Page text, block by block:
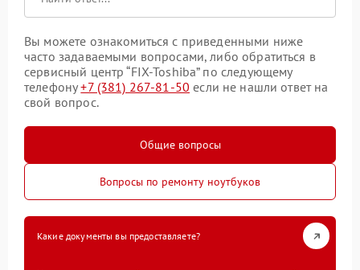
Вы можете ознакомиться с приведенными ниже
часто задаваемыми вопросами, либо обратиться в
сервисный центр “FIX-Toshiba” по следующему
телефону+7 (381) 267-81-50 если не нашли ответ на
свой вопрос.
Общие вопросы
Вопросы по ремонту ноутбуков
Какие документы вы предоставляете?